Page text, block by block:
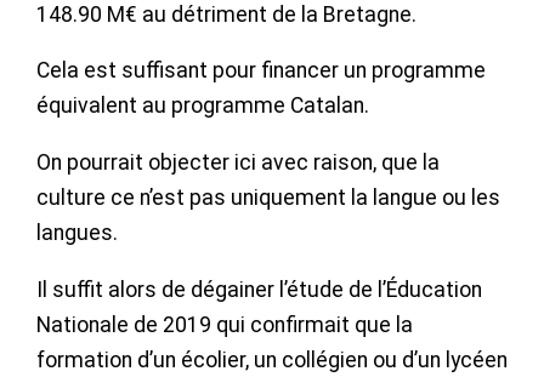
148.90 M€ au détriment de la Bretagne.
Cela est suffisant pour financer un programme
équivalent au programme Catalan.
On pourrait objecter ici avec raison, que la
culture ce n’est pas uniquement la langue ou les
langues.
Il suffit alors de dégainer l’étude de l’Éducation
Nationale de 2019 qui confirmait que la
formation d’un écolier, un collégien ou d’un lycéen